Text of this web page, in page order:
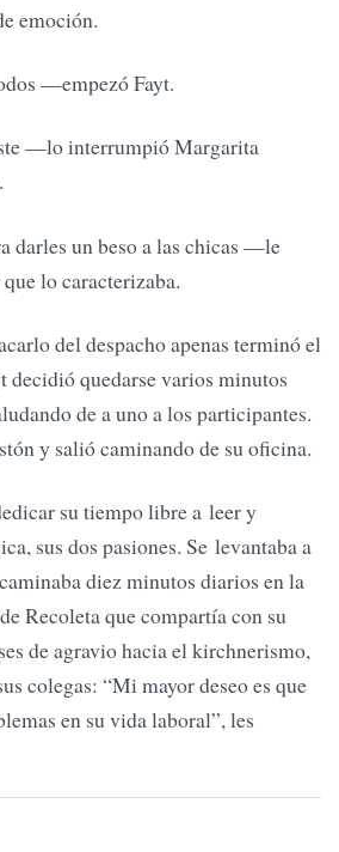
emoción.
—empezó Fayt.
—lo interrumpió Margarita
darles un beso a las chicas —le
lo caracterizaba.
del despacho apenas terminó el
decidió quedarse varios minutos
de a uno a los participantes.
y salió caminando de su oficina.
su tiempo libre a leer y
sus dos pasiones. Se levantaba a
diez minutos diarios en la
Recoleta que compartía con su
de agravio hacia el kirchnerismo,
colegas: “Mi mayor deseo es que
en su vida laboral”, les